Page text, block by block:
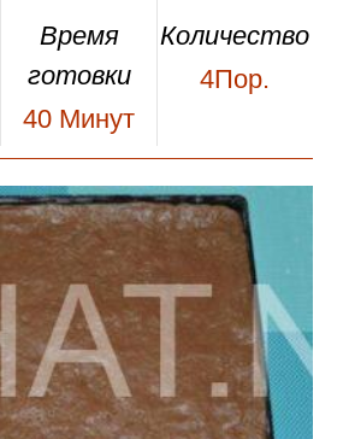
Время
готовки
40 Минут
Количество
4Пор.